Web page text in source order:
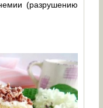
(разрушению